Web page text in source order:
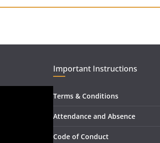
Important Instructions
Terms & Conditions
Attendance and Absence
Code of Conduct